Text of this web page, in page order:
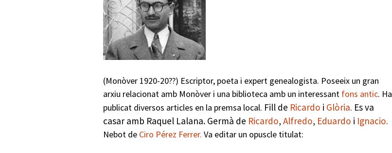
Rectors
Pintors
Arquitectes
(Monòver 1920-20??) Escriptor, poeta i expert genealogista. Poseeix un gran
arxiu relacionat amb Monòver i una biblioteca amb un interessant fons antic. Ha
publicat diversos articles en la premsa local. Fill de Ricardo i Glòria. Es va
casar amb Raquel Lalana. Germà de Ricardo, Alfredo, Eduardo i Ignacio.
Nebot de Ciro Pérez Ferrer. Va editar un opuscle titulat: